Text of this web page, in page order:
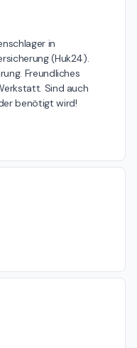
in
(Huk24).
Freundliches
Sind auch
benötigt wird!